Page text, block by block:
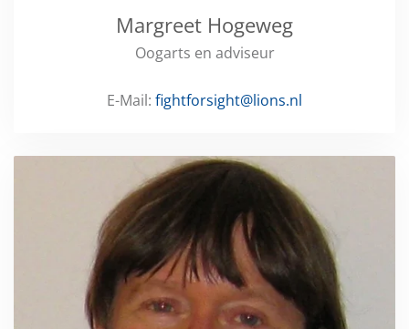
Margreet Hogeweg
Oogarts en adviseur
E-Mail: fightforsight@lions.nl